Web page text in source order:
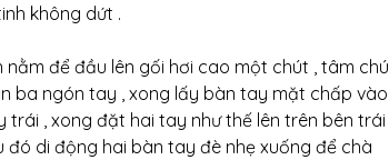
không dứt .
nằm để đầu lên gối hơi cao một chút , tâm chú
ba ngón tay , xong lấy bàn tay mặt chấp vào
trái , xong đặt hai tay như thế lên trên bên trái
đó di động hai bàn tay đè nhẹ xuống để chà